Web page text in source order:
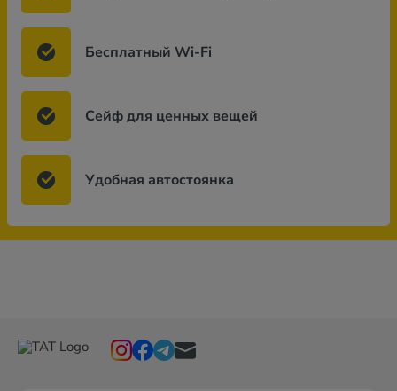
Бесплатный Wi-Fi
Сейф для ценных вещей
Удобная автостоянка